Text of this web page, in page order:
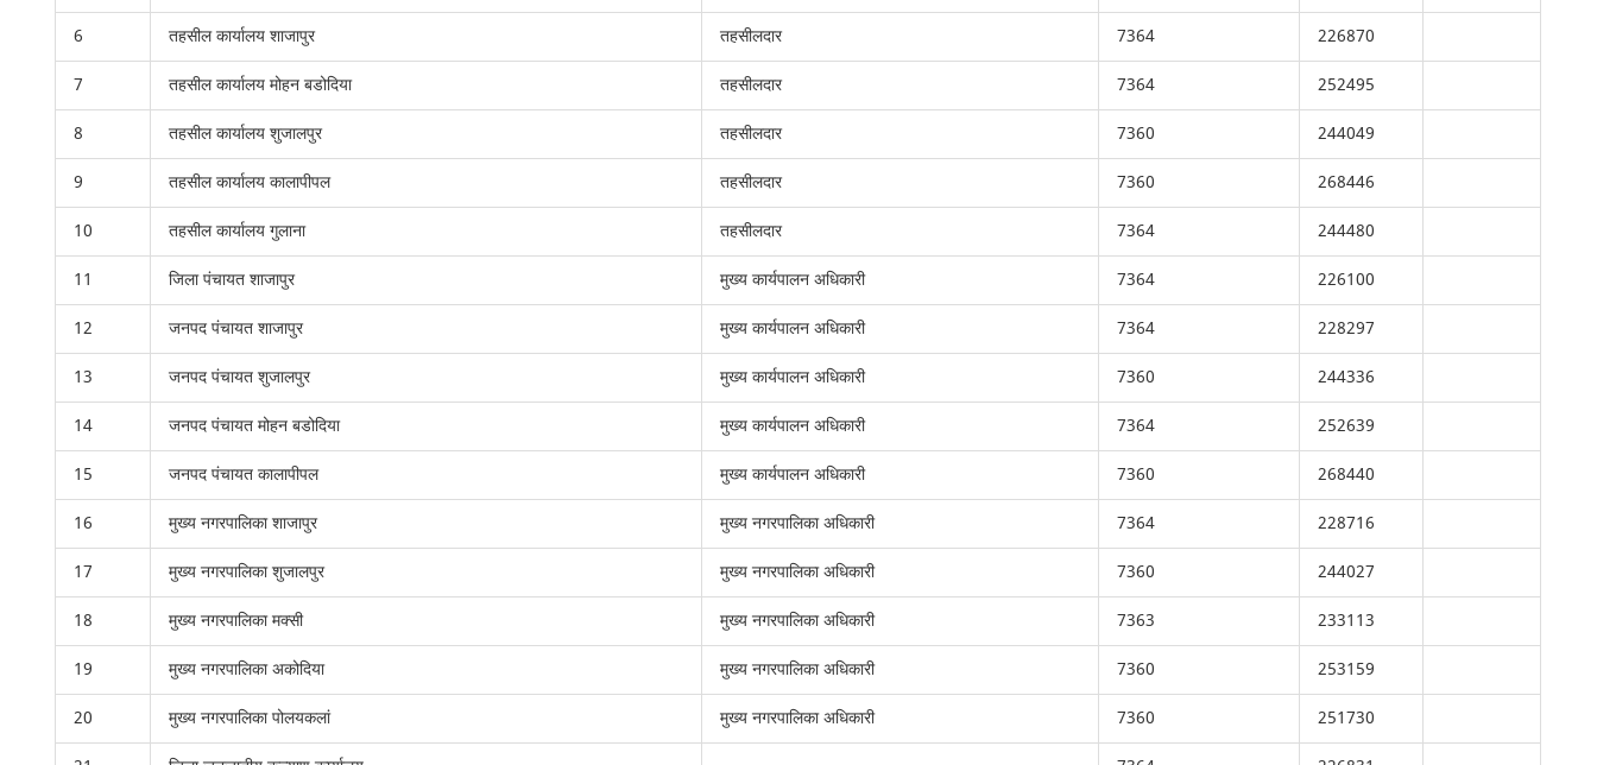
6
तहसील कार्यालय शाजापुर तहसीलदार 7364
226870
7
तहसील कार्यालय मोहन बडोदिया तहसीलदार 7364
252495
8
तहसील कार्यालय शुजालपुर तहसीलदार 7360
244049
9
तहसील कार्यालय कालापीपल तहसीलदार 7360
268446
10
तहसील कार्यालय गुलाना तहसीलदार 7364
244480
11
जिला पंचायत शाजापुर मुख्य कार्यपालन अधिकारी 7364
226100
12
जनपद पंचायत शाजापुर मुख्य कार्यपालन अधिकारी 7364
228297
13
जनपद पंचायत शुजालपुर मुख्य कार्यपालन अधिकारी 7360
244336
14
जनपद पंचायत मोहन बडोदिया मुख्य कार्यपालन अधिकारी 7364
252639
15
जनपद पंचायत कालापीपल मुख्य कार्यपालन अधिकारी 7360
268440
16
मुख्य नगरपालिका शाजापुर मुख्य नगरपालिका अधिकारी 7364
228716
17
मुख्य नगरपालिका शुजालपुर मुख्य नगरपालिका अधिकारी 7360
244027
18
मुख्य नगरपालिका मक्सी मुख्य नगरपालिका अधिकारी 7363
233113
19
मुख्य नगरपालिका अकोदिया मुख्य नगरपालिका अधिकारी 7360
253159
20
मुख्य नगरपालिका पोलयकलां मुख्य नगरपालिका अधिकारी 7360
251730